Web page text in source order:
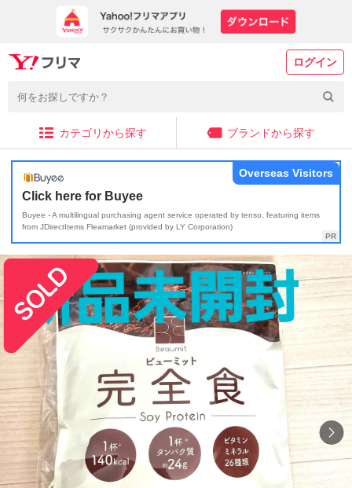
ログイン
カテゴリから探す ブランドから探す
Click here for Buyee
Buyee - A multilingual purchasing agent service operated by tenso, featuring items
from JDirectItems Fleamarket (provided by LY Corporation)
Overseas Visitors